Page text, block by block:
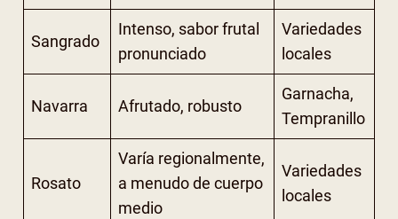
Sangrado
Intenso, sabor frutal
pronunciado
Variedades
locales
Navarra Afrutado, robusto
Garnacha,
Tempranillo
Rosato
Varía regionalmente,
a menudo de cuerpo
medio
Variedades
locales